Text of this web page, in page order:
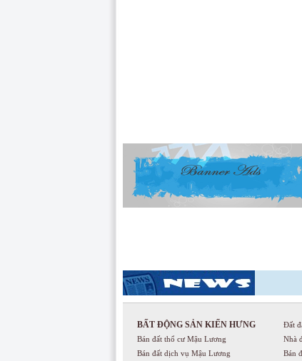
BẤT ĐỘNG SẢN KIẾN HƯNG
Bán đất thổ cư Mậu Lương
Bán đất dịch vụ Mậu Lương
Đất
Nhà
Bán